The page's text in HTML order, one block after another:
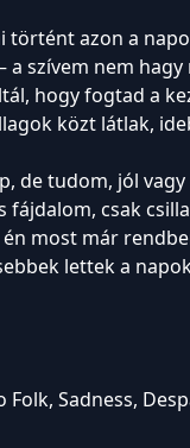
történt azon a
a szívem nem
hogy fogtad a
közt látlak,
de tudom, jól
fájdalom, csak
most már
lettek a
Sadness,